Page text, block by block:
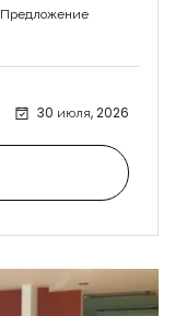
Предложение
30 июля, 2026